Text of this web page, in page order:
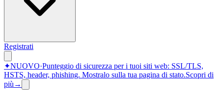
Registrati
✦NUOVO·Punteggio di sicurezza per i tuoi siti web: SSL/TLS,
HSTS, header, phishing. Mostralo sulla tua pagina di stato.Scopri di
più →